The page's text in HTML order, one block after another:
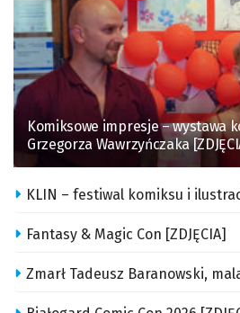
Komiksowe impresje – wystawa
Grzegorza Wawrzyńczaka
KLIN – festiwal komiksu i
Fantasy & Magic Con [ZDJĘCIA]
Zmarł Tadeusz Baranowski,